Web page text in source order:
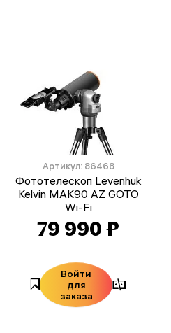
Артикул: 86468
Фототелескоп Levenhuk
Kelvin MAK90 AZ GOTO
Wi-Fi
79 990 ₽
Войти
для
заказа